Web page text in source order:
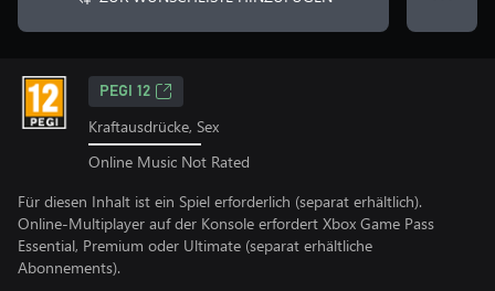
PEGI 12
Kraftausdrücke, Sex
Online Music Not Rated
Für diesen Inhalt ist ein Spiel erforderlich (separat erhältlich).
Online-Multiplayer auf der Konsole erfordert Xbox Game Pass
Essential, Premium oder Ultimate (separat erhältliche
Abonnements).